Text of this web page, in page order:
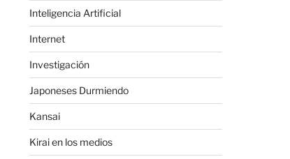
Inteligencia Artificial
Internet
Investigación
Japoneses Durmiendo
Kansai
Kirai en los medios